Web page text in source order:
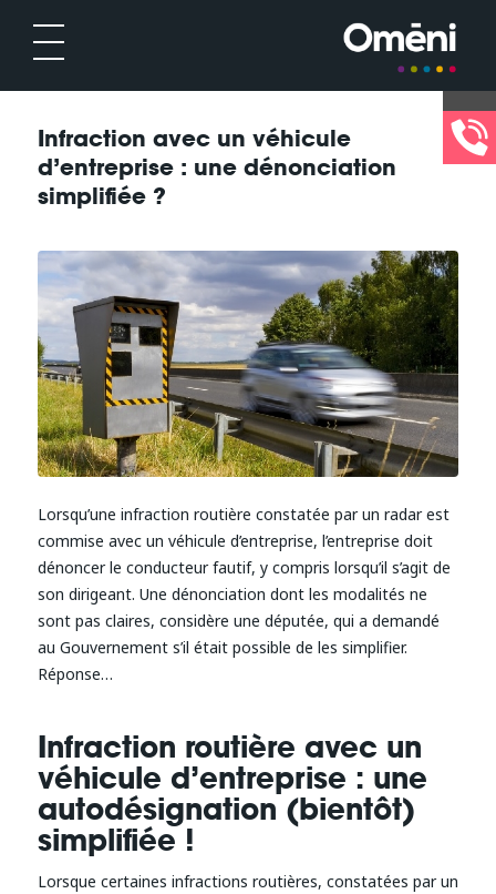
Infraction avec un véhicule
d’entreprise : une dénonciation
simplifiée ?
Lorsqu’une infraction routière constatée par un radar est
commise avec un véhicule d’entreprise, l’entreprise doit
dénoncer le conducteur fautif, y compris lorsqu’il s’agit de
son dirigeant. Une dénonciation dont les modalités ne
sont pas claires, considère une députée, qui a demandé
au Gouvernement s’il était possible de les simplifier.
Réponse…
Infraction routière avec un
véhicule d’entreprise : une
autodésignation (bientôt)
simplifiée !
Lorsque certaines infractions routières, constatées par un